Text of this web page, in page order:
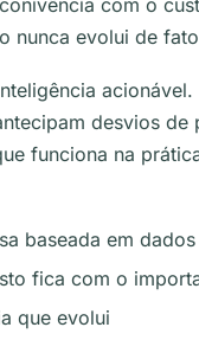
com o
nunca evolui de
acionável.
desvios de
funciona na
baseada em dados
fica com o
que evolui